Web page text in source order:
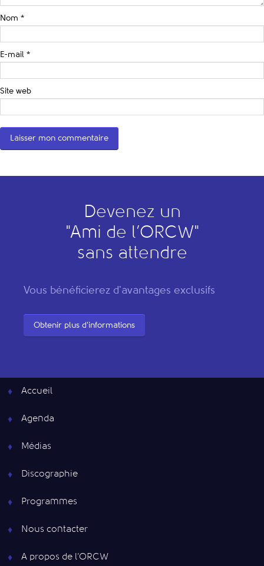
Nom *
E-mail *
Site web
Devenez un
"Ami de l’ORCW"
sans attendre
Vous bénéficierez d'avantages exclusifs
Obtenir plus d'informations
Accueil
Agenda
Médias
Discographie
Programmes
Nous contacter
A propos de l’ORCW